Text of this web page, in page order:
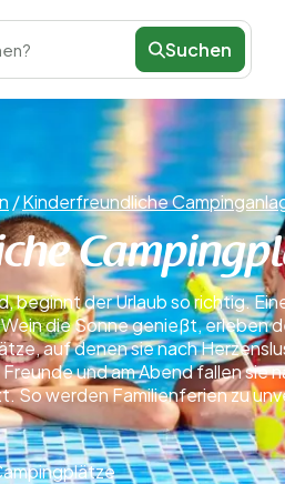
Suchen
/Kinderfreundliche
beginnt der Urlaub so richtig.
die Sonne genießt, erleben
auf denen sie nach
und am Abend fallen
So werden Familienferien zu